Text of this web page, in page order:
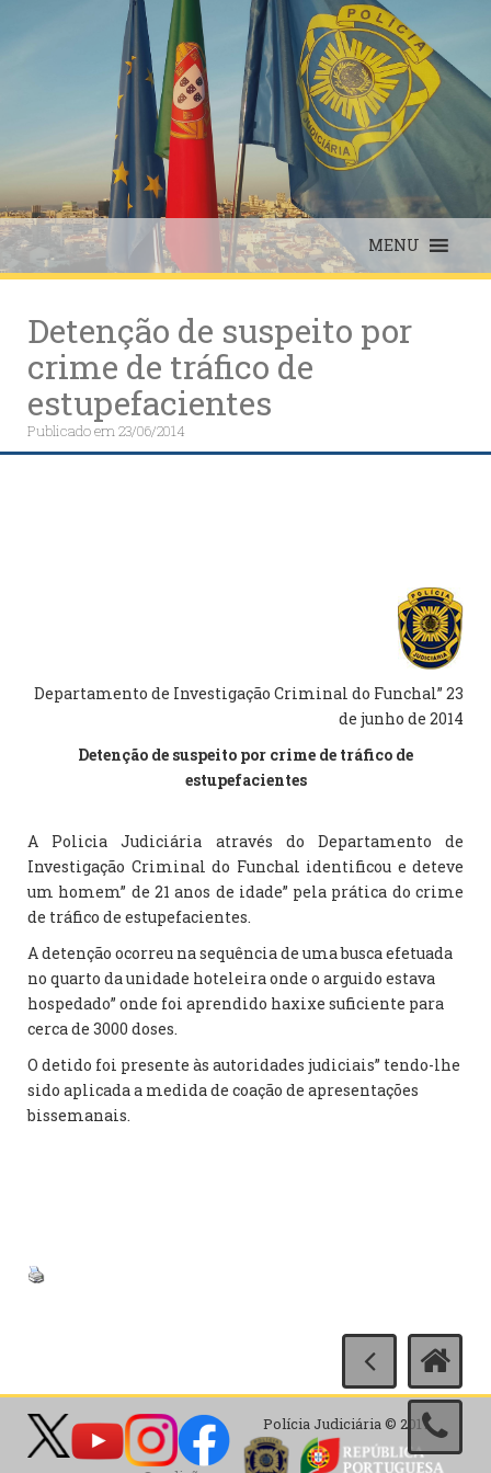
MENU
Detenção de suspeito por
crime de tráfico de
estupefacientes
Publicado em23/06/2014
Departamento de Investigação Criminal do Funchal” 23
de junho de 2014
Detenção de suspeito por crime de tráfico de
estupefacientes
A Policia Judiciária através do Departamento de
Investigação Criminal do Funchal identificou e deteve
um homem” de 21 anos de idade” pela prática do crime
de tráfico de estupefacientes.
A detenção ocorreu na sequência de uma busca efetuada
no quarto da unidade hoteleira onde o arguido estava
hospedado” onde foi aprendido haxixe suficiente para
cerca de 3000 doses.
O detido foi presente às autoridades judiciais” tendo-lhe
sido aplicada a medida de coação de apresentações
bissemanais.
Polícia Judiciária © 2017